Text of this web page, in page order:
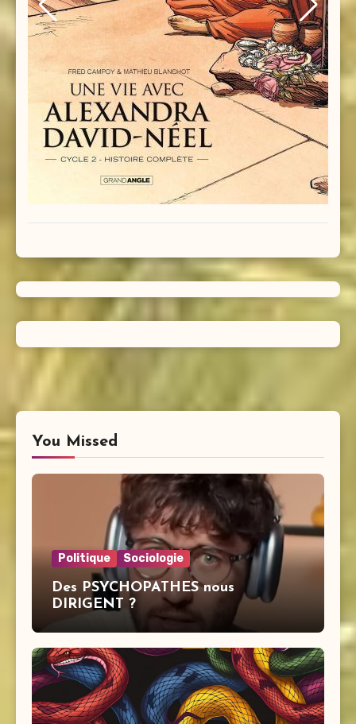
You Missed
Politique Sociologie
Des PSYCHOPATHES nous
DIRIGENT ?